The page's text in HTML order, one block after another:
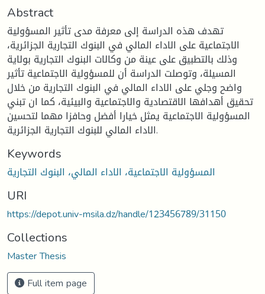
Abstract
تهدف هذه الدراسة إلى معرفة مدى تأثير المسؤولية
الاجتماعية على الاداء المالي في البنوك التجارية الجزائرية،
وذلك بالتطبيق على عينة من وكالات البنوك التجارية بولاية
المسيلة، وتوصلت الدراسة أن للمسؤولية الاجتماعية تأثير
واضح وجلي على الاداء المالي في البنوك التجارية من خلال
تحقيق أهدافها الاقتصادية والاجتماعية والبيئية، كما ان تبني
المسؤولية الاجتماعية يمثل خيارا أفضل وحافزا مهما لتحسين
الاداء المالي للبنوك التجارية الجزائرية.
Keywords
المسؤولية الاجتماعية، الاداء المالي، البنوك التجارية
URI
https://depot.univ-msila.dz/handle/123456789/31150
Collections
Master Thesis
Full item page